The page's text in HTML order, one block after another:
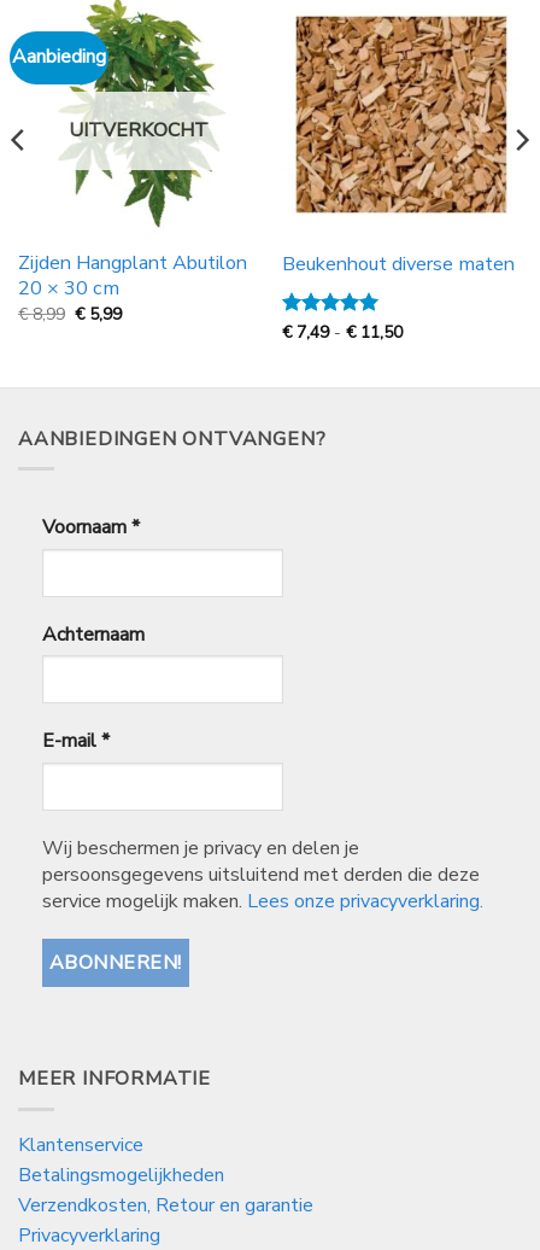
Aanbieding
UITVERKOCHT
Zijden Hangplant Abutilon
20 × 30 cm
€8,99 Oorspronkelijke
prijs
€ 5,99Huidige
Beukenhout diverse maten
Gewaardeerd
€ 7,49 - € 11,50Prijsklasse:
€
AANBIEDINGEN ONTVANGEN?
Voornaam*
Achternaam
E-mail*
Wij beschermen je privacy en delen je
persoonsgegevens uitsluitend met derden die deze
service mogelijk maken. Lees onze privacyverklaring.
MEER INFORMATIE
Klantenservice
Betalingsmogelijkheden
Verzendkosten, Retour en garantie
Privacyverklaring